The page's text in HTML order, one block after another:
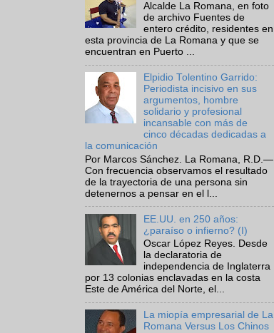
Alcalde La Romana, en foto
de archivo Fuentes de
entero crédito, residentes en
esta provincia de La Romana y que se
encuentran en Puerto ...
Elpidio Tolentino Garrido:
Periodista incisivo en sus
argumentos, hombre
solidario y profesional
incansable con más de
cinco décadas dedicadas a
la comunicación
Por Marcos Sánchez. La Romana, R.D.—
Con frecuencia observamos el resultado
de la trayectoria de una persona sin
detenernos a pensar en el l...
EE.UU. en 250 años:
¿paraíso o infierno? (I)
Oscar López Reyes. Desde
la declaratoria de
independencia de Inglaterra
por 13 colonias enclavadas en la costa
Este de América del Norte, el...
La miopía empresarial de La
Romana Versus Los Chinos